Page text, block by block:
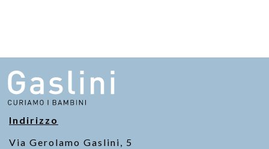
Indirizzo
Via Gerolamo Gaslini, 5